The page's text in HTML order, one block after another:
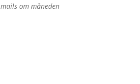
mails om måneden